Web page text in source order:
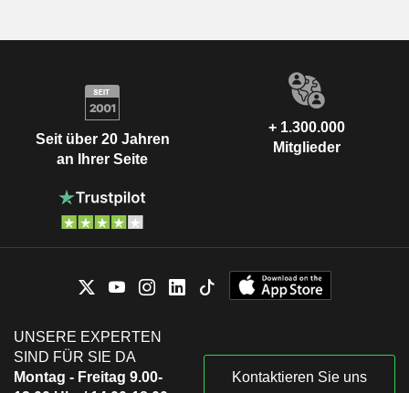
Seit über 20 Jahren
an Ihrer Seite
+ 1.300.000
Mitglieder
UNSERE EXPERTEN
SIND FÜR SIE DA
Montag - Freitag 9.00-
Kontaktieren Sie uns